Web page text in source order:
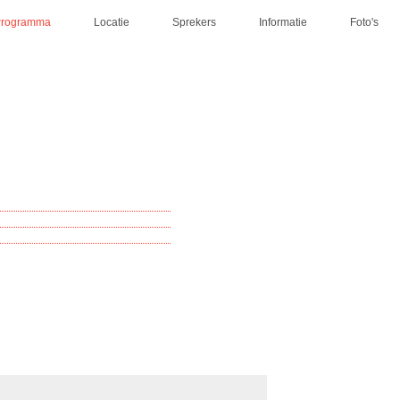
Locatie Sprekers Informatie Foto's